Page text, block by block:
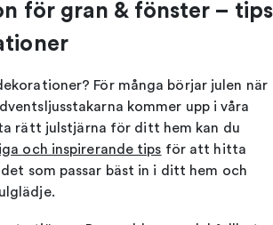
för gran & fönster – tips
För många börjar julen när
kommer upp i våra
rätt julstjärna för ditt hem kan du
och inspirerande tips för att hitta
som passar bäst in i ditt hem och